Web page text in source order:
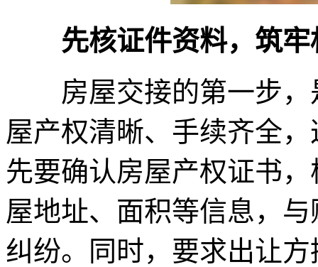
先核证件资料，筑
房屋交接的第一步，
屋产权清晰、手续齐全
先要确认房屋产权证书
屋地址、面积等信息，
纠纷。同时，要求出让